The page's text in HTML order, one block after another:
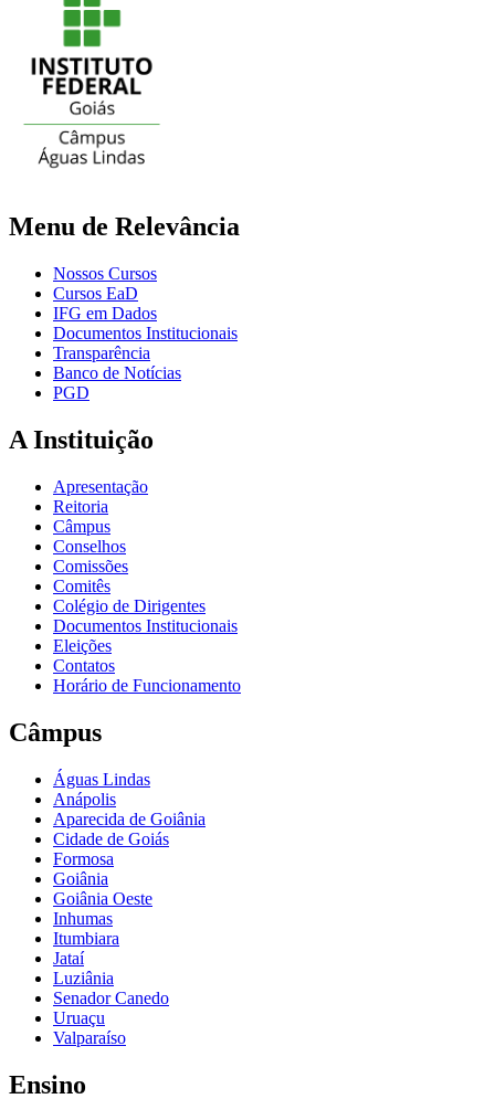
Menu de Relevância
Nossos Cursos
Cursos EaD
IFG em Dados
Documentos Institucionais
Transparência
Banco de Notícias
PGD
A Instituição
Apresentação
Reitoria
Câmpus
Conselhos
Comissões
Comitês
Colégio de Dirigentes
Documentos Institucionais
Eleições
Contatos
Horário de Funcionamento
Câmpus
Águas Lindas
Anápolis
Aparecida de Goiânia
Cidade de Goiás
Formosa
Goiânia
Goiânia Oeste
Inhumas
Itumbiara
Jataí
Luziânia
Senador Canedo
Uruaçu
Valparaíso
Ensino